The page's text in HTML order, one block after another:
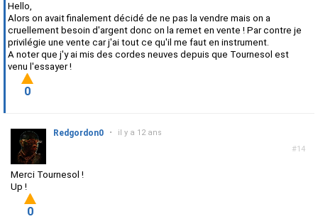
Hello,
Alors on avait finalement décidé de ne pas la vendre mais on a
cruellement besoin d'argent donc on la remet en vente ! Par contre je
privilégie une vente car j'ai tout ce qu'il me faut en instrument.
A noter que j'y ai mis des cordes neuves depuis que Tournesol est
venu l'essayer !
0
#14
Redgordon0 • il y a 12 ans
Merci Tournesol !
Up !
0